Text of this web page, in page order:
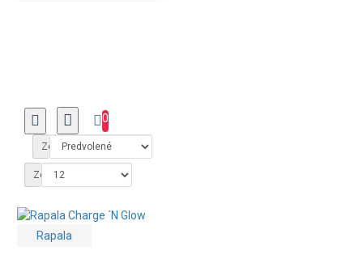
0
Zoradiť podľa:
Zobraziť:
Rapala